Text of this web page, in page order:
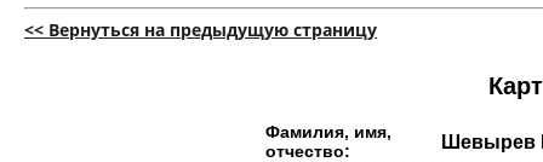
<< Вернуться на предыдущую страницу
Фамилия, имя,
отчество:
Шевырев